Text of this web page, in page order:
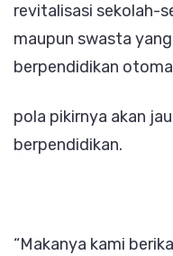
revitalisasi sekolah-
maupun swasta
berpendidikan
pola pikirnya akan
berpendidikan.
“Makanya kami